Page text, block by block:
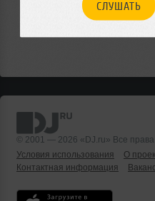
СЛУШАТЬ
© 2001 — 2026 «DJ.ru» Все
Условия использования
О
Контактная информация